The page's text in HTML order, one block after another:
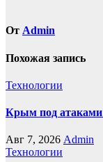
От Admin
Похожая запись
Технологии
Крым под
Авг 7, 2026 Admin
Технологии